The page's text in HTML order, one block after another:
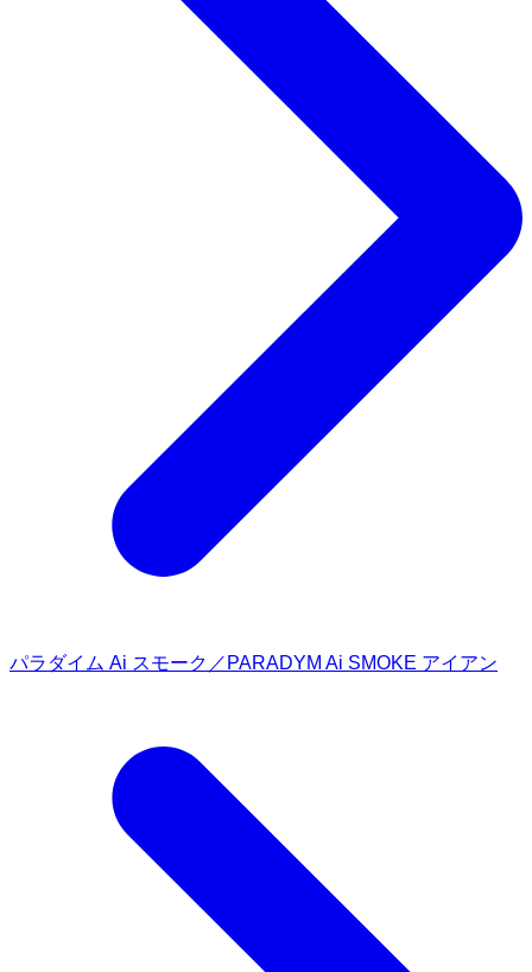
パラダイム Ai スモーク／PARADYM Ai SMOKE アイアン